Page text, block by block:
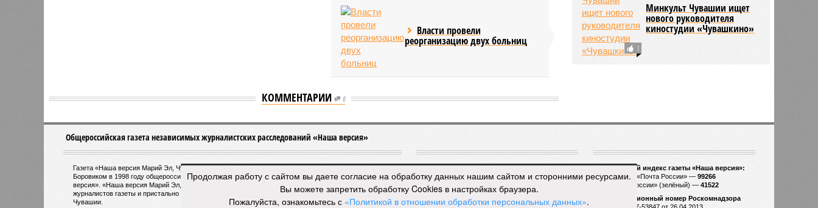
Власти провели
реорганизацию двух больниц
КОММЕНТАРИИ 0
Версия //Общество //В регионе учреждены удостоверения мастеров спорта по борьбе керешу
В регионе учреждены удостоверения мастеров спорта по борьбе керешу
Заткнуть за пояс
1
Минкульт Чувашии ищет
нового руководителя
киностудии «Чувашкино»
Продолжая работу с сайтом вы даете согласие на обработку данных нашим сайтом и сторонними ресурсами.
Вы можете запретить обработку Cookies в настройках браузера.
Пожалуйста, ознакомьтесь с «Политикой в отношении обработки персональных данных».